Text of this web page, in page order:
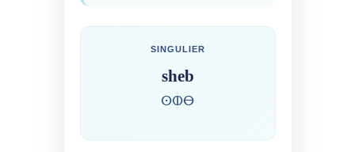
SINGULIER
sheb
ⵙⵀⴱ